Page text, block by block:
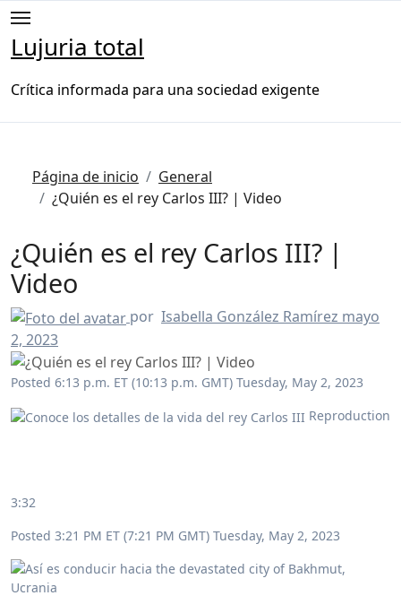
Saltar
contenido
Lujuria total
Crítica informada para una sociedad exigente
Página de inicio
General
¿Quién es el rey Carlos III? | Video
¿Quién es el rey Carlos III? |
Video
por Isabella González Ramírez mayo
2, 2023
Posted 6:13 p.m. ET (10:13 p.m. GMT) Tuesday, May 2, 2023
Reproduction
3:32
Posted 3:21 PM ET (7:21 PM GMT) Tuesday, May 2, 2023